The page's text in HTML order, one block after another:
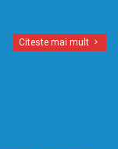
Citeste mai mult